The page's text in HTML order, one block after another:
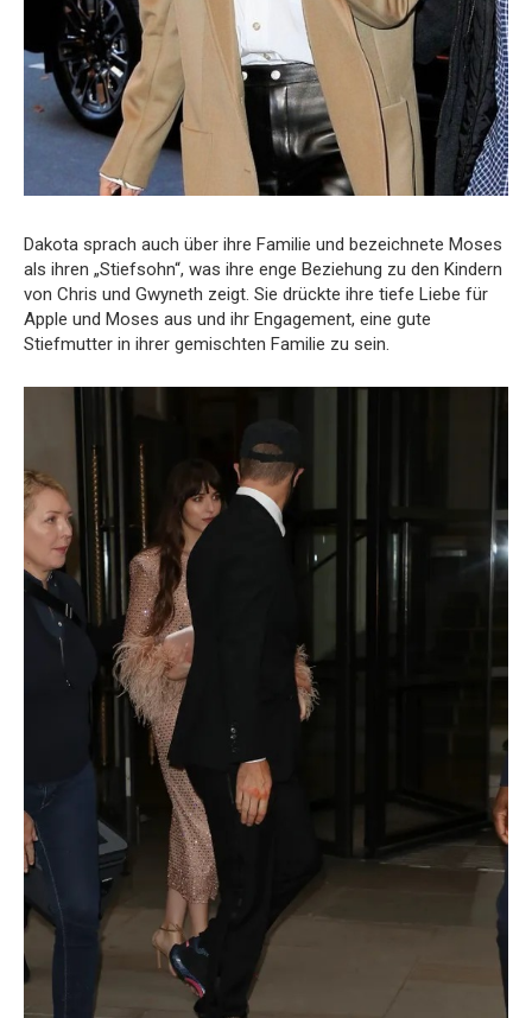
Dakota sprach auch über ihre Familie und bezeichnete Moses
als ihren „Stiefsohn“, was ihre enge Beziehung zu den Kindern
von Chris und Gwyneth zeigt. Sie drückte ihre tiefe Liebe für
Apple und Moses aus und ihr Engagement, eine gute
Stiefmutter in ihrer gemischten Familie zu sein.